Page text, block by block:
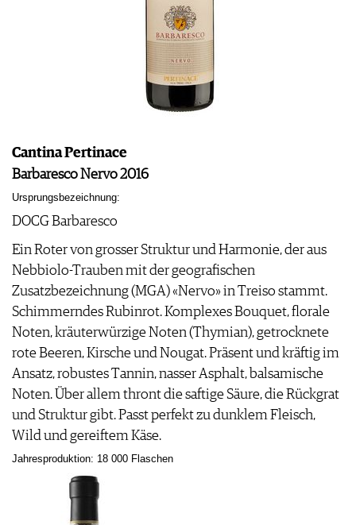
Cantina Pertinace
Barbaresco Nervo 2016
Ursprungsbezeichnung:
DOCG Barbaresco
Ein Roter von grosser Struktur und Harmonie, der aus
Nebbiolo-Trauben mit der geografischen
Zusatzbezeichnung (MGA) «Nervo» in Treiso stammt.
Schimmerndes Rubinrot. Komplexes Bouquet, florale
Noten, kräuterwürzige Noten (Thymian), getrocknete
rote Beeren, Kirsche und Nougat. Präsent und kräftig im
Ansatz, robustes Tannin, nasser Asphalt, balsamische
Noten. Über allem thront die saftige Säure, die Rückgrat
und Struktur gibt. Passt perfekt zu dunklem Fleisch,
Wild und gereiftem Käse.
Jahresproduktion: 18 000 Flaschen